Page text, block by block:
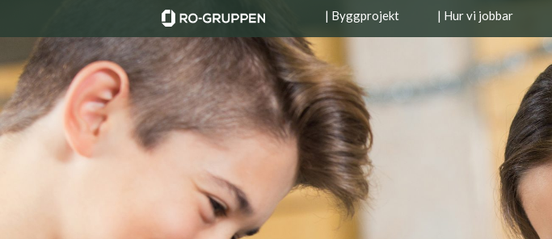
| Byggprojekt | Hur vi jobbar